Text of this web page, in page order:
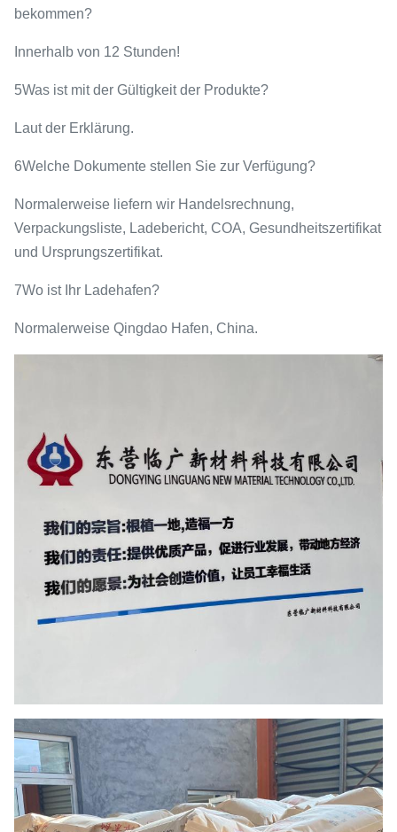
bekommen?
Innerhalb von 12 Stunden!
5Was ist mit der Gültigkeit der Produkte?
Laut der Erklärung.
6Welche Dokumente stellen Sie zur Verfügung?
Normalerweise liefern wir Handelsrechnung,
Verpackungsliste, Ladebericht, COA, Gesundheitszertifikat
und Ursprungszertifikat.
7Wo ist Ihr Ladehafen?
Normalerweise Qingdao Hafen, China.